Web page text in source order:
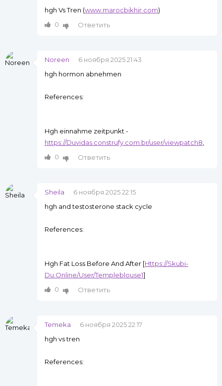
hgh Vs Tren (www.marocbikhir.com)
0
Ответить
Noreen
6 ноября 2025 21:43
hgh hormon abnehmen
References:
Hgh einnahme zeitpunkt -
https://Duvidas.construfy.com.br/user/viewpatch8
0
Ответить
Sheila
6 ноября 2025 22:15
hgh and testosterone stack cycle
References:
Hgh Fat Loss Before And After [Https://Skubi-
Du.Online/User/Templeblouse1]
0
Ответить
Temeka
6 ноября 2025 22:17
hgh vs tren
References: